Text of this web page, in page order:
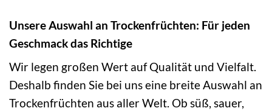
Unsere Auswahl an Trockenfrüchten: Für jeden
Geschmack das Richtige
Wir legen großen Wert auf Qualität und Vielfalt.
Deshalb finden Sie bei uns eine breite Auswahl an
Trockenfrüchten aus aller Welt. Ob süß, sauer,